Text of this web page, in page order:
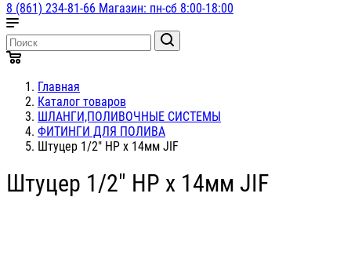
8 (861) 234-81-66 Магазин: пн-сб 8:00-18:00
Главная
Каталог товаров
ШЛАНГИ,ПОЛИВОЧНЫЕ СИСТЕМЫ
ФИТИНГИ ДЛЯ ПОЛИВА
Штуцер 1/2" НР х 14мм JIF
Штуцер 1/2" НР х 14мм JIF